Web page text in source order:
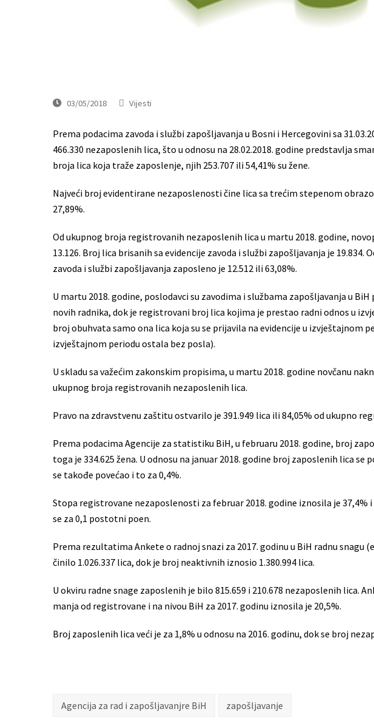
03/05/2018 Vijesti
Prema podacima zavoda i službi zapošljavanja u Bosni i Hercegovini sa
466.330 nezaposlenih lica, što u odnosu na 28.02.2018. godine predstavlja
broja lica koja traže zaposlenje, njih 253.707 ili 54,41% su žene.
Najveći broj evidentirane nezaposlenosti čine lica sa trećim stepenom
27,89%.
Od ukupnog broja registrovanih nezaposlenih lica u martu 2018. godine,
13.126. Broj lica brisanih sa evidencije zavoda i službi zapošljavanja je 19.834.
zavoda i službi zapošljavanja zaposleno je 12.512 ili 63,08%.
U martu 2018. godine, poslodavci su zavodima i službama zapošljavanja u
novih radnika, dok je registrovani broj lica kojima je prestao radni odnos u
broj obuhvata samo ona lica koja su se prijavila na evidencije u izvještajnom
izvještajnom periodu ostala bez posla).
U skladu sa važećim zakonskim propisima, u martu 2018. godine novčanu
ukupnog broja registrovanih nezaposlenih lica.
Pravo na zdravstvenu zaštitu ostvarilo je 391.949 lica ili 84,05% od ukupno
Prema podacima Agencije za statistiku BiH, u februaru 2018. godine, broj
toga je 334.625 žena. U odnosu na januar 2018. godine broj zaposlenih lica se
se takođe povećao i to za 0,4%.
Stopa registrovane nezaposlenosti za februar 2018. godine iznosila je 37,4%
se za 0,1 postotni poen.
Prema rezultatima Ankete o radnoj snazi za 2017. godinu u BiH radnu snagu
činilo 1.026.337 lica, dok je broj neaktivnih iznosio 1.380.994 lica.
U okviru radne snage zaposlenih je bilo 815.659 i 210.678 nezaposlenih lica.
manja od registrovane i na nivou BiH za 2017. godinu iznosila je 20,5%.
Broj zaposlenih lica veći je za 1,8% u odnosu na 2016. godinu, dok se broj
Agencija za rad i zapošljavanjre BiH zapošljavanje